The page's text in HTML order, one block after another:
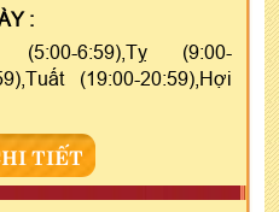
:
(5:00-6:59),Tỵ (9:00-
(19:00-20:59),Hợi
TIẾT